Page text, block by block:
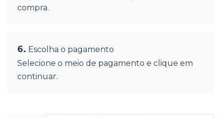
compra.
6. Escolha o pagamento
Selecione o meio de pagamento e clique em
continuar.